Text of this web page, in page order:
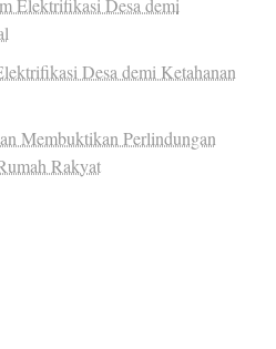
Elektrifikasi Desa demi
Desa demi Ketahanan
Membuktikan Perlindungan
Rakyat